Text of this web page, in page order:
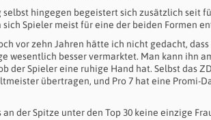
selbst hingegen begeistert sich zusätzlich seit
Spieler meist für eine der beiden Formen
vor zehn Jahren hätte ich nicht gedacht,
wesentlich besser vermarktet. Man kann ihn
der Spieler eine ruhige Hand hat. Selbst das
übertragen, und Pro 7 hat eine Promi-
der Spitze unter den Top 30 keine einzige